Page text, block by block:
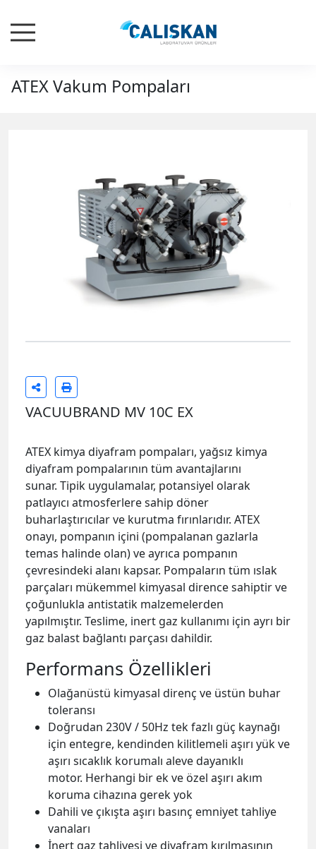
ATEX Vakum Pompaları
VACUUBRAND MV 10C EX
ATEX kimya diyafram pompaları, yağsız kimya
diyafram pompalarının tüm avantajlarını
sunar. Tipik uygulamalar, potansiyel olarak
patlayıcı atmosferlere sahip döner
buharlaştırıcılar ve kurutma fırınlarıdır. ATEX
onayı, pompanın içini (pompalanan gazlarla
temas halinde olan) ve ayrıca pompanın
çevresindeki alanı kapsar. Pompaların tüm ıslak
parçaları mükemmel kimyasal dirence sahiptir ve
çoğunlukla antistatik malzemelerden
yapılmıştır. Teslime, inert gaz kullanımı için ayrı bir
gaz balast bağlantı parçası dahildir.
Performans Özellikleri
Olağanüstü kimyasal direnç ve üstün buhar
toleransı
Doğrudan 230V / 50Hz tek fazlı güç kaynağı
için entegre, kendinden kilitlemeli aşırı yük ve
aşırı sıcaklık korumalı aleve dayanıklı
motor. Herhangi bir ek ve özel aşırı akım
koruma cihazına gerek yok
Dahili ve çıkışta aşırı basınç emniyet tahliye
vanaları
İnert gaz tahliyesi ve diyafram kırılmasının